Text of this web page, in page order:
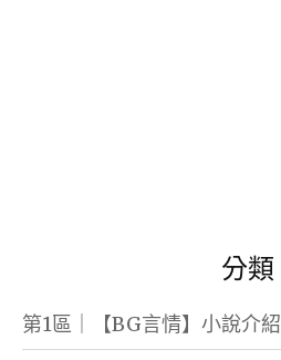
分類
第1區｜【BG言情】小說介紹